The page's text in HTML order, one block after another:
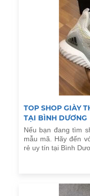
TOP SHOP GIÀY
TẠI BÌNH DƯƠNG
Nếu bạn đang tìm
mẫu mã. Hãy đến
rẻ uy tín tại Bình